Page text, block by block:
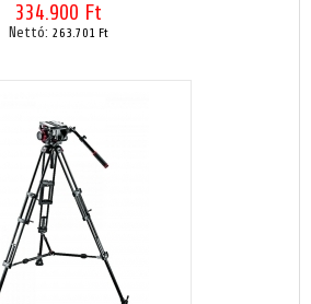
334.900 Ft
Nettó: 263.701 Ft